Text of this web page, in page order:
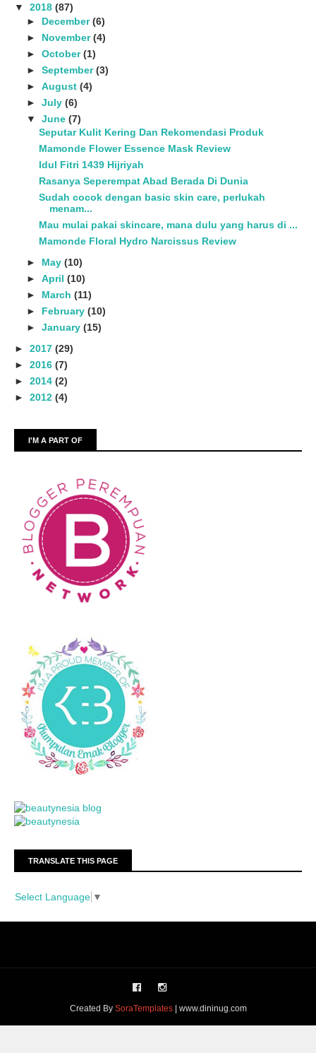
▼ 2018 (87)
► December(6)
► November(4)
► October(1)
► September(3)
► August (4)
► July (6)
▼ June (7)
Seputar Kulit Kering Dan Rekomendasi Produk
Mamonde Flower Essence Mask Review
Idul Fitri 1439 Hijriyah
Rasanya Seperempat Abad Berada Di Dunia
Sudah cocok dengan basic skin care, perlukah
menam...
Mau mulai pakai skincare, mana dulu yang harus di ...
Mamonde Floral Hydro Narcissus Review
► May (10)
► April (10)
► March (11)
► February (10)
► January (15)
► 2017 (29)
► 2016 (7)
► 2014 (2)
► 2012 (4)
I'M A PART OF
TRANSLATE THIS PAGE
Select Language ▼
Created By SoraTemplates| www.dininug.com